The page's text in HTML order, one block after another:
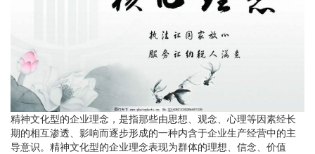
精神文化型的企业理念，是指那些由思想、观念、心理等因素经长
期的相互渗透、影响而逐步形成的一种内含于企业生产经营中的主
导意识。精神文化型的企业理念表现为群体的理想、信念、价值